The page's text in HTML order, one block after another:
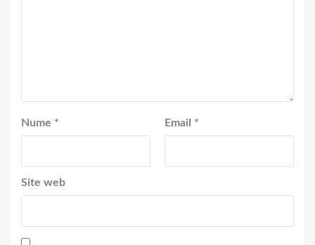
Nume * Email *
Site web